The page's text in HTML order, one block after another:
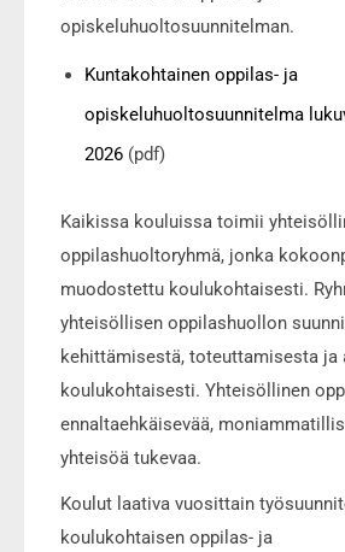
opiskeluhuoltosuunnitelman.
Kuntakohtainen oppilas- ja
opiskeluhuoltosuunnitelma
2026 (pdf)
Kaikissa kouluissa toimii
oppilashuoltoryhmä, jonka
muodostettu koulukohtaisesti.
yhteisöllisen oppilashuollon
kehittämisestä, toteuttamisesta ja
koulukohtaisesti. Yhteisöllinen
ennaltaehkäisevää,
yhteisöä tukevaa.
Koulut laativa vuosittain
koulukohtaisen oppilas- ja